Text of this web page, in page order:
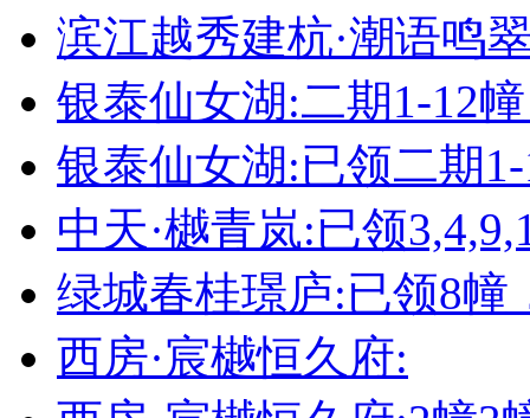
滨江越秀建杭·潮语鸣
银泰仙女湖:二期1-12
银泰仙女湖:已领二期
中天·樾青岚:已领
绿城春桂璟庐:已领8幢
西房·宸樾恒久府: